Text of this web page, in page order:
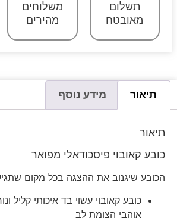
תשלום
מאובטח
משלוחים
מהירים
תיאור מידע נוסף
תיאור
כובע קאובוי פיסכודאלי מפואר
הכובע שיגנוב את ההצגה בכל מקום
כובע קאובוי עשוי בד איכותי קליל
אוהבי הצומת לב